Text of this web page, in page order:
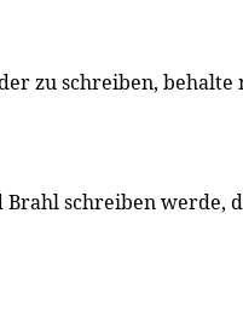
zu schreiben,
Brahl schreiben werde,